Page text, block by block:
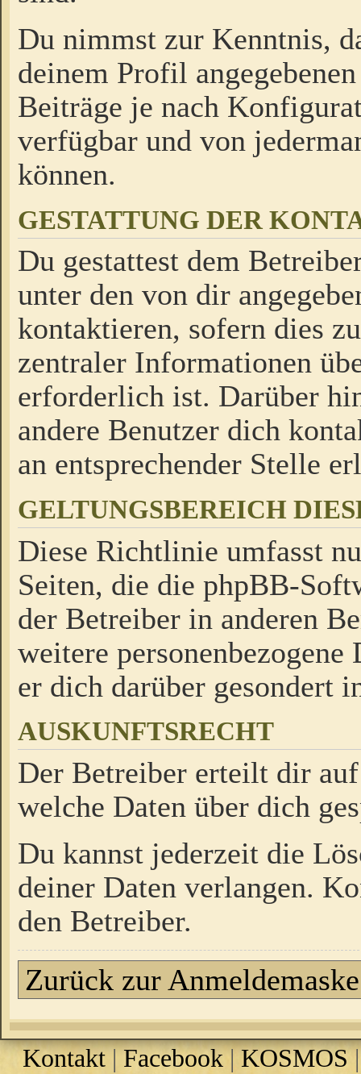
Du nimmst zur Kenntnis,
deinem Profil
Beiträge je nach
verfügbar und von
können.
GESTATTUNG DER
Du gestattest dem
unter den von dir
kontaktieren, sofern dies
zentraler Informationen
erforderlich ist. Darüber
andere Benutzer dich
an entsprechender Stelle
GELTUNGSBEREICH
Diese Richtlinie umfasst
Seiten, die die phpBB-
der Betreiber in anderen
weitere
er dich darüber gesondert
AUSKUNFTSRECHT
Der Betreiber erteilt dir
welche Daten über dich
Du kannst jederzeit die
deiner Daten verlangen.
den Betreiber.
Zurück zur Anmeldemaske
Kontakt | Facebook| KOSMOS